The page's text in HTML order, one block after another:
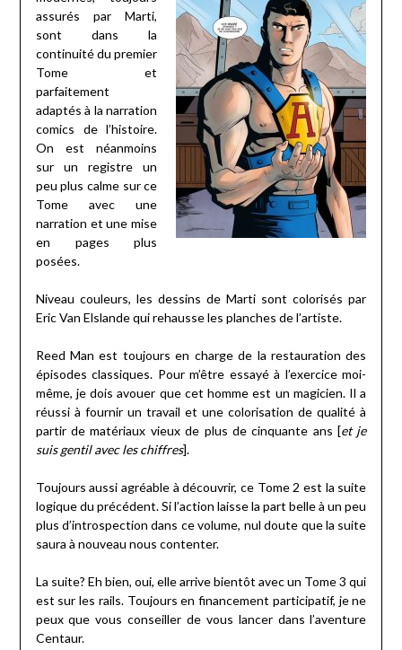
assurés par Marti,
sont dans la
continuité du premier
Tome et
parfaitement
adaptés à la narration
comics de l’histoire.
On est néanmoins
sur un registre un
peu plus calme sur ce
Tome avec une
narration et une mise
en pages plus
posées.
Niveau couleurs, les dessins de Marti sont colorisés par
Eric Van Elslande qui rehausse les planches de l’artiste.
Reed Man est toujours en charge de la restauration des
épisodes classiques. Pour m’être essayé à l’exercice moi-
même, je dois avouer que cet homme est un magicien. Il a
réussi à fournir un travail et une colorisation de qualité à
partir de matériaux vieux de plus de cinquante ans [et je
suis gentil avec les chiffres].
Toujours aussi agréable à découvrir, ce Tome 2 est la suite
logique du précédent. Si l’action laisse la part belle à un peu
plus d’introspection dans ce volume, nul doute que la suite
saura à nouveau nous contenter.
La suite? Eh bien, oui, elle arrive bientôt avec un Tome 3 qui
est sur les rails. Toujours en financement participatif, je ne
peux que vous conseiller de vous lancer dans l’aventure
Centaur.